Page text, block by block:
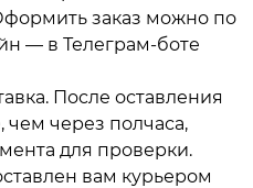
заказ можно по
— в Телеграм-боте
После оставления
чем через полчаса,
для проверки.
вам курьером